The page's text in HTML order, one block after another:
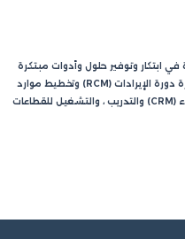
في ابتكار وتوفير حلول وأدوات مبتكرة
في نظام المعلومات الصحية (HIS) وإدارة دورة الإيرادات (RCM) وتخطيط موارد
المؤسسات (ERP) وإدارة علاقات العملاء (CRM) والتدريب ، والتشغيل للقطاعات